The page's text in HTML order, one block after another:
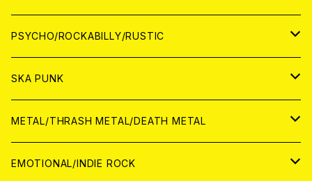
CD
アナログ
CD
JAPAN
CD
ANALOG
WORLD
CD
ANALOG
PSYCHO/ROCKABILLY/RUSTIC
JAPAN
CD
ANALOG
WORLD
CD
SKA PUNK
JAPAN
CD
WORLD
METAL/THRASH METAL/DEATH METAL
JAPAN
EMOTIONAL/INDIE ROCK